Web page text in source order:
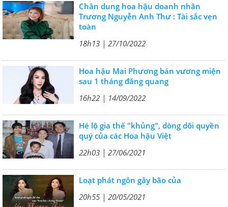
Chân dung hoa hậu doanh nhân
Trương Nguyễn Anh Thư : Tài sắc vẹn
toàn
18h13 | 27/10/2022
Hoa hậu Mai Phương bán vương miện
sau 1 tháng đăng quang
16h22 | 14/09/2022
Hé lộ gia thế "khủng", dòng dõi quyền
quý của các Hoa hậu Việt
22h03 | 27/06/2021
Loạt phát ngôn gây bão của
20h55 | 20/05/2021